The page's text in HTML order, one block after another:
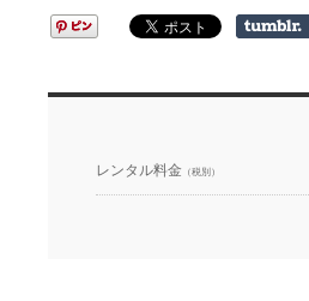
レンタル料金 （税別）